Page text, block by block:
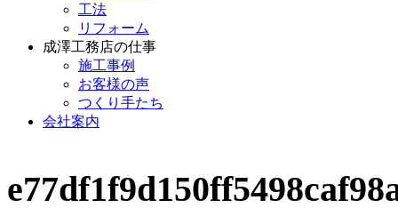
工法
リフォーム
成澤工務店の仕事
施工事例
お客様の声
つくり手たち
会社案内